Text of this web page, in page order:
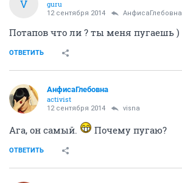
V guru
12 сентября 2014 АнфисаГлебовна
Потапов что ли ? ты меня пугаешь )
ОТВЕТИТЬ
АнфисаГлебовна
activist
12 сентября 2014 visna
Ага, он самый. Почему пугаю?
ОТВЕТИТЬ